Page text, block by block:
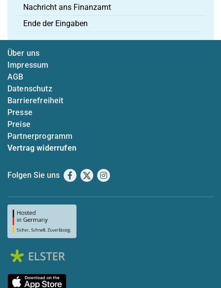
Nachricht ans Finanzamt
Ende der Eingaben
Über uns
Impressum
AGB
Datenschutz
Barrierefreiheit
Presse
Preise
Partnerprogramm
Vertrag widerrufen
Folgen Sie uns Facebook
X Instagram